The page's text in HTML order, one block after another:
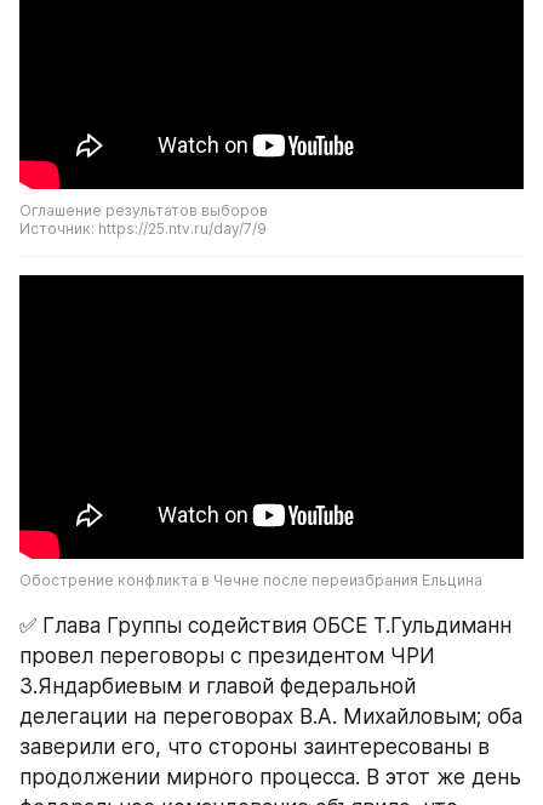
Оглашение результатов выборов
Источник: https://25.ntv.ru/day/7/9
Обострение конфликта в Чечне после переизбрания Ельцина
✅ Глава Группы содействия ОБСЕ Т.Гульдиманн
провел переговоры с президентом ЧРИ
З.Яндарбиевым и главой федеральной
делегации на переговорах В.А. Михайловым; оба
заверили его, что стороны заинтересованы в
продолжении мирного процесса. В этот же день